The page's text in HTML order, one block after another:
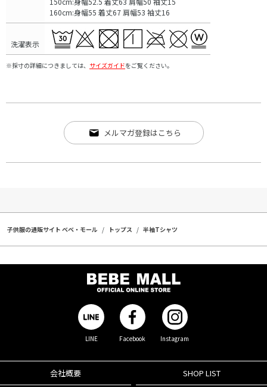
160cm:身幅55 着丈67 肩幅53 袖丈16
洗濯表示
※採寸の詳細につきましては、 サイズガイドをご覧ください。
メルマガ登録はこちら
子供服の通販サイト ベベ・モール トップス 半袖Tシャツ
LINE Facebook Instagram
会社概要 SHOP LIST